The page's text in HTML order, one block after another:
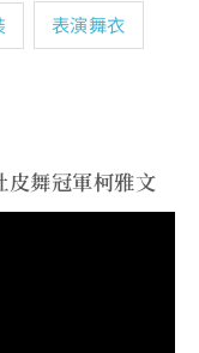
表演舞衣
舞冠軍柯雅文